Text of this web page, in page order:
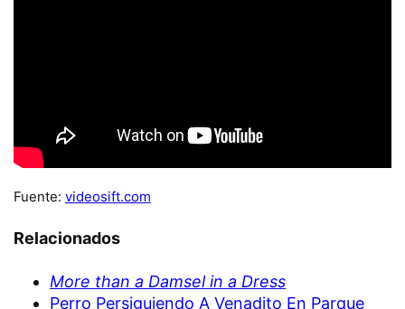
Fuente: videosift.com
Relacionados
More than a Damsel in a Dress
Perro Persiguiendo A Venadito En Parque